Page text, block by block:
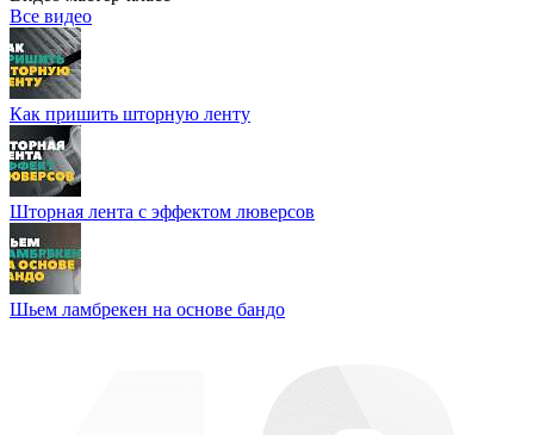
Все видео
Как пришить шторную ленту
Шторная лента с эффектом люверсов
Шьем ламбрекен на основе бандо